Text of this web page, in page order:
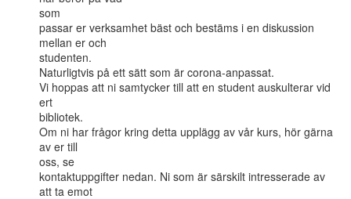
som
passar er verksamhet bäst och bestäms i en diskussion
mellan er och
studenten.
Naturligtvis på ett sätt som är corona-anpassat.
Vi hoppas att ni samtycker till att en student auskulterar vid
ert
bibliotek.
Om ni har frågor kring detta upplägg av vår kurs, hör gärna
av er till
oss, se
kontaktuppgifter nedan. Ni som är särskilt intresserade av
att ta emot